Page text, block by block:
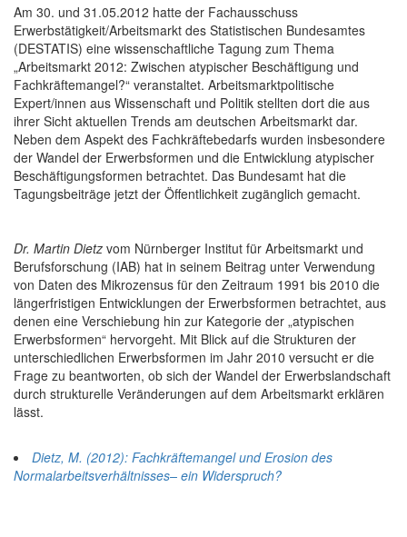
Am 30. und 31.05.2012 hatte der Fachausschuss
Erwerbstätigkeit/Arbeitsmarkt des Statistischen Bundesamtes
(DESTATIS) eine wissenschaftliche Tagung zum Thema
„Arbeitsmarkt 2012: Zwischen atypischer Beschäftigung und
Fachkräftemangel?“ veranstaltet. Arbeitsmarktpolitische
Expert/innen aus Wissenschaft und Politik stellten dort die aus
ihrer Sicht aktuellen Trends am deutschen Arbeitsmarkt dar.
Neben dem Aspekt des Fachkräftebedarfs wurden insbesondere
der Wandel der Erwerbsformen und die Entwicklung atypischer
Beschäftigungsformen betrachtet. Das Bundesamt hat die
Tagungsbeiträge jetzt der Öffentlichkeit zugänglich gemacht.
Dr. Martin Dietz vom Nürnberger Institut für Arbeitsmarkt und
Berufsforschung (IAB) hat in seinem Beitrag unter Verwendung
von Daten des Mikrozensus für den Zeitraum 1991 bis 2010 die
längerfristigen Entwicklungen der Erwerbsformen betrachtet, aus
denen eine Verschiebung hin zur Kategorie der „atypischen
Erwerbsformen“ hervorgeht. Mit Blick auf die Strukturen der
unterschiedlichen Erwerbsformen im Jahr 2010 versucht er die
Frage zu beantworten, ob sich der Wandel der Erwerbslandschaft
durch strukturelle Veränderungen auf dem Arbeitsmarkt erklären
lässt.
Dietz, M. (2012): Fachkräftemangel und Erosion des
Normalarbeitsverhältnisses– ein Widerspruch?